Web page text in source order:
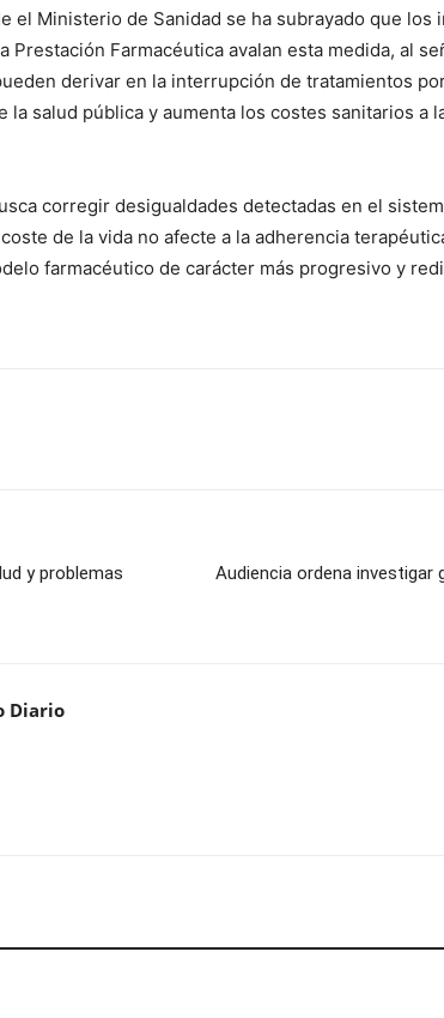
el Ministerio de Sanidad se ha subrayado que los
Prestación Farmacéutica avalan esta medida, al
derivar en la interrupción de tratamientos
la salud pública y aumenta los costes sanitarios a
corregir desigualdades detectadas en el
de la vida no afecte a la adherencia
farmacéutico de carácter más progresivo y
y problemas
Audiencia ordena investigar
Diario